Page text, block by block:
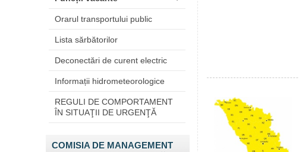
Orarul transportului public
Lista sărbătorilor
Deconectări de curent electric
Informații hidrometeorologice
REGULI DE COMPORTAMENT
ÎN SITUAŢII DE URGENŢĂ
COMISIA DE MANAGEMENT